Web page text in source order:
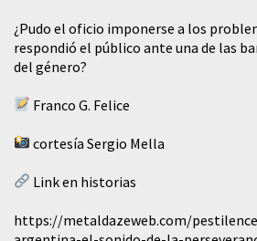
¿Pudo el oficio imponerse a los
respondió el público ante una de las
del género?
Franco G. Felice
cortesía Sergio Mella
Link en historias
https://metaldazeweb.com/